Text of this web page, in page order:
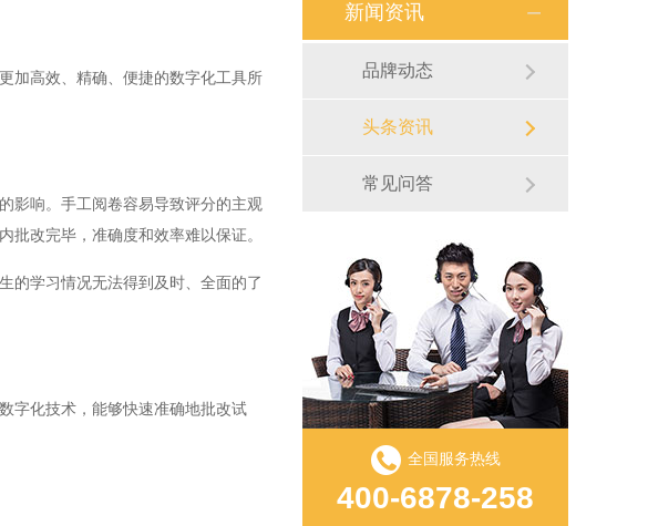
加高效、精确、便捷的数字化工具所
影响。手工阅卷容易导致评分的主观
改完毕，准确度和效率难以保证。
学习情况无法得到及时、全面的了
字化技术，能够快速准确地批改试
新闻资讯
品牌动态
头条资讯
常见问答
全国服务热线
400-6878-258